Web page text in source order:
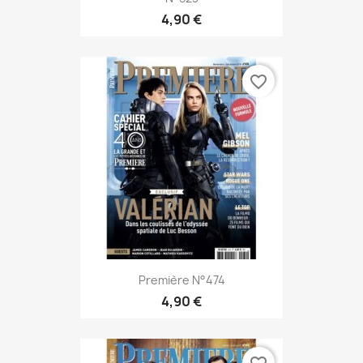
4,90 €
Première N°474
4,90 €
favorite_border